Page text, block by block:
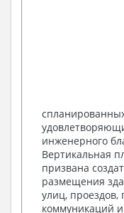
Разрезы и
Фасады с
Элементы
Ведомость
2.
Общие
Схемы
Элементы
Схема
инженерного
Вертикальная
призвана
размещения
улиц,
коммуникаций и